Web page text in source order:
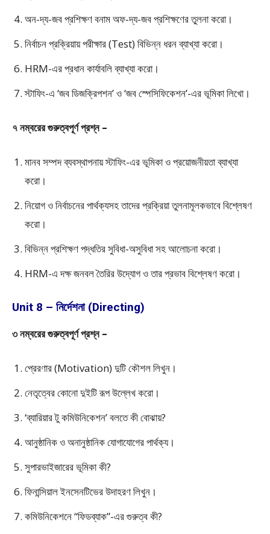
অন-দ্য-জব প্রশিক্ষণ বনাম অফ-দ্য-জব প্রশিক্ষণের তুলনা করো।
নির্বাচন প্রক্রিয়ায় পরীক্ষার (Test) বিভিন্ন ধরন ব্যাখ্যা করো।
HRM-এর প্রধান কার্যাবলি ব্যাখ্যা করো।
স্টাফিং-এ ‘জব ডিজক্রিপশন’ ও ‘জব স্পেসিফিকেশন’-এর ভূমিকা লিখো।
৭ নম্বরের গুরুত্বপূর্ণ প্রশ্ন –
মানব সম্পদ ব্যবস্থাপনায় স্টাফিং-এর ভূমিকা ও প্রয়োজনীয়তা ব্যাখ্যা
করো।
নিয়োগ ও নির্বাচনের পার্থক্যসহ তাদের প্রক্রিয়া তুলনামূলকভাবে বিশ্লেষণ
করো।
বিভিন্ন প্রশিক্ষণ পদ্ধতির সুবিধা-অসুবিধা সহ আলোচনা করো।
HRM-এ দক্ষ জনবল তৈরির উদ্যোগ ও তার প্রভাব বিশ্লেষণ করো।
Unit 8 – নির্দেশনা (Directing)
৩ নম্বরের গুরুত্বপূর্ণ প্রশ্ন –
প্রেরণার (Motivation) দুটি কৌশল লিখুন।
নেতৃত্বের কোনো দুইটি রূপ উল্লেখ করো।
‘ব্যারিয়ার টু কমিউনিকেশন’ বলতে কী বোঝায়?
আনুষ্ঠানিক ও অনানুষ্ঠানিক যোগাযোগের পার্থক্য।
সুপারভাইজারের ভূমিকা কী?
ফিনান্সিয়াল ইনসেনটিভের উদাহরণ লিখুন।
কমিউনিকেশনে “ফিডব্যাক”-এর গুরুত্ব কী?